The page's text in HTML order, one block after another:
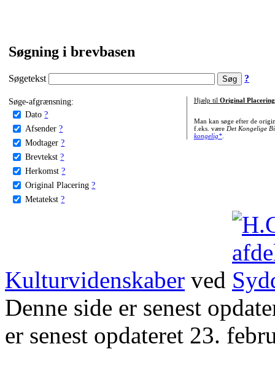
Søgning i brevbasen
Søgetekst ?
Søge-afgrænsning:
Dato ?
Afsender ?
Modtager ?
Brevtekst ?
Herkomst ?
Original Placering ?
Metatekst ?
Hjælp til Original Placering
Man kan søge efter de
f.eks. være Det Kongelige
kongelig*.
Kulturvidenskaber ved
Denne side er senest
er senest opdateret 23.